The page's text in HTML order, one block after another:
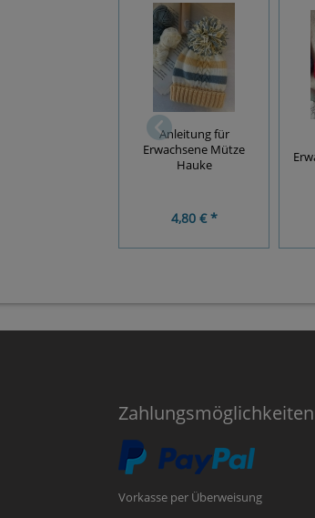
Anleitung für
Erwachsene Mütze
Hauke
4,80 € *
Zahlungsmöglichkeiten
Vorkasse per Überweisung